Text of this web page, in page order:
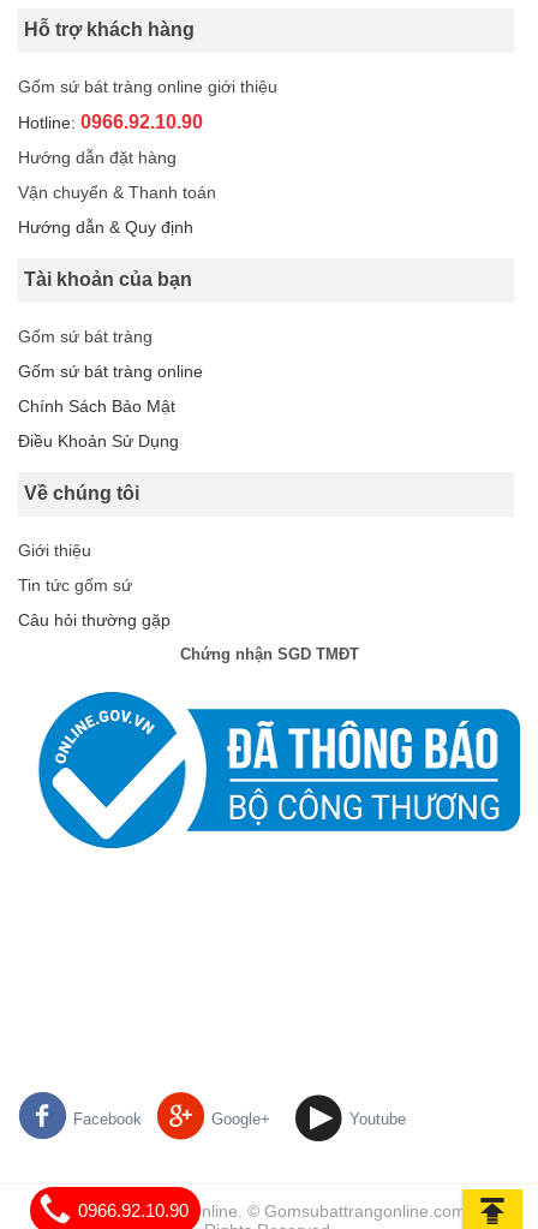
0966.92.10.90
Hỗ trợ khách hàng
Gốm sứ bát tràng online giới thiệu
Hotline: 0966.92.10.90
Hướng dẫn đặt hàng
Vận chuyển & Thanh toán
Hướng dẫn & Quy định
Tài khoản của bạn
Gốm sứ bát tràng
Gốm sứ bát tràng online
Chính Sách Bảo Mật
Điều Khoản Sử Dụng
Về chúng tôi
Giới thiệu
Tin tức gốm sứ
Câu hỏi thường gặp
Chứng nhận SGD TMĐT
Facebook Google+ Youtube
Gốm Sứ Bát Tràng Online. © Gomsubattrangonline.com | All